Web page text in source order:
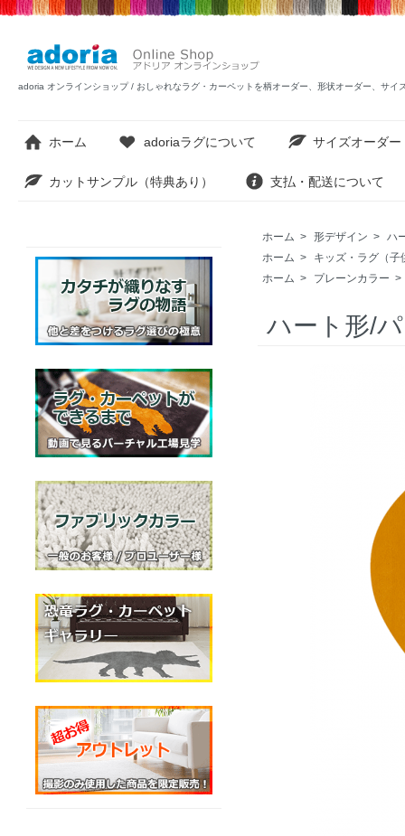
adoria オンラインショップ / おしゃれなラグ・カーペットを柄オーダー、形状オーダー、サイ
ホーム adoriaラグについて サイズオーダー
カットサンプル（特典あり） 支払・配送について
ホーム > 形デザイン > ハ
ホーム >
キッズ・ラグ（子
ホーム > プレーンカラー >
ハート形/